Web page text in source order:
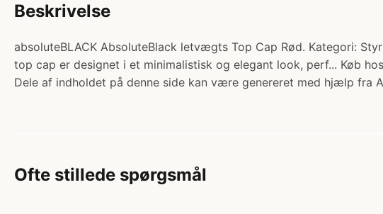
Beskrivelse
absoluteBLACK AbsoluteBlack letvægts Top Cap Rød. Kategori:
top cap er designet i et minimalistisk og elegant look, perf... Køb
Dele af indholdet på denne side kan være genereret med hjælp fra
Ofte stillede spørgsmål